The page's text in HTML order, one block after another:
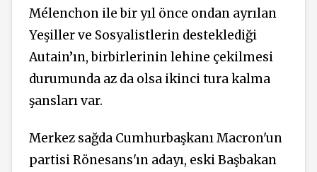
Mélenchon ile bir yıl önce ondan ayrılan
Yeşiller ve Sosyalistlerin desteklediği
Autain’ın, birbirlerinin lehine çekilmesi
durumunda az da olsa ikinci tura kalma
şansları var.
Merkez sağda Cumhurbaşkanı Macron'un
partisi Rönesans'ın adayı, eski Başbakan